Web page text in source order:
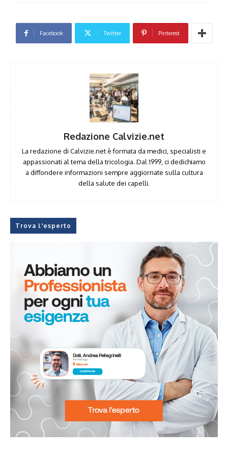
Facebook Twitter Pinterest
Redazione Calvizie.net
La redazione di Calvizie.net è formata da medici, specialisti e
appassionati al tema della tricologia. Dal 1999, ci dedichiamo
a diffondere informazioni sempre aggiornate sulla cultura
della salute dei capelli.
Trova l'esperto